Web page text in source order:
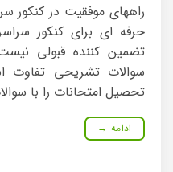
راههای موفقیت در کنکور
حرفه ای برای کنکور
تضمین کننده قبولی
سوالات تشریحی تفاوت
تحصیل امتحانات را با
ادامه →